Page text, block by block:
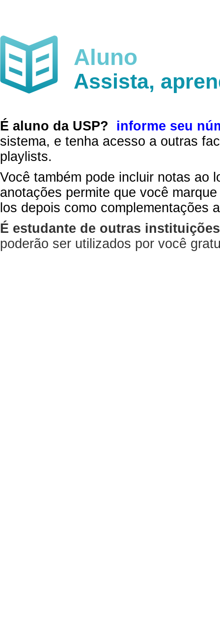
Aluno
Assista,
É aluno da USP?
informe seu
sistema, e tenha acesso a outras
playlists.
Você também pode incluir notas ao
anotações permite que você
los depois como complementações
É estudante de outras
poderão ser utilizados por você